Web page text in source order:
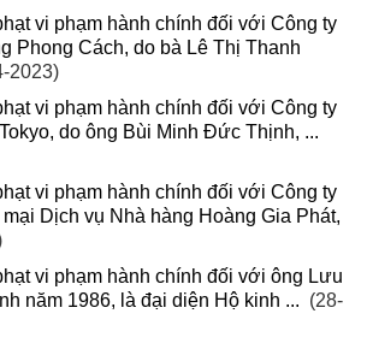
vi phạm hành chính đối với Công ty
Phong Cách, do bà Lê Thị Thanh
2023)
vi phạm hành chính đối với Công ty
do ông Bùi Minh Đức Thịnh, ...
vi phạm hành chính đối với Công ty
Dịch vụ Nhà hàng Hoàng Gia Phát,
vi phạm hành chính đối với ông Lưu
năm 1986, là đại diện Hộ kinh ... (28-